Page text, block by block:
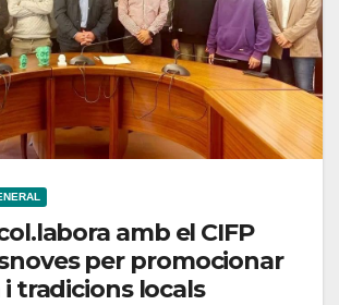
amb el CIFP
per promocionar
tradicions locals